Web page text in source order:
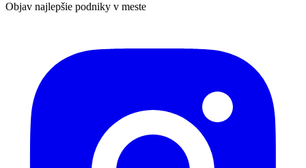
Objav najlepšie podniky v meste